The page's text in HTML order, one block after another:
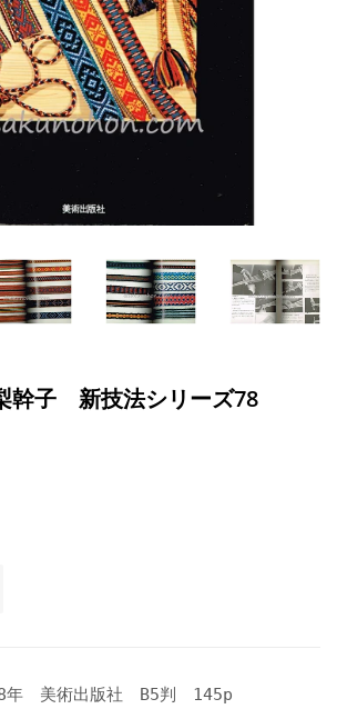
子 新技法シリーズ78
年 美術出版社 B5判 145p